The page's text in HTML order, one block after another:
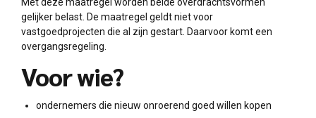
gelijker belast. De maatregel geldt niet voor
vastgoedprojecten die al zijn gestart. Daarvoor komt een
overgangsregeling.
Voor wie?
ondernemers die nieuw onroerend goed willen kopen